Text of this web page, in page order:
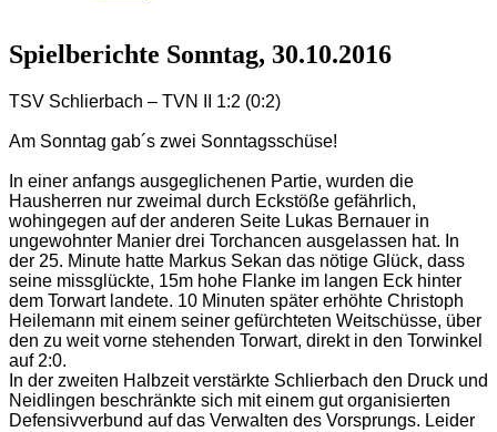
Spielberichte Sonntag, 30.10.2016
TSV Schlierbach – TVN II 1:2 (0:2)
Am Sonntag gab´s zwei Sonntagsschüse!
In einer anfangs ausgeglichenen Partie, wurden die
Hausherren nur zweimal durch Eckstöße gefährlich,
wohingegen auf der anderen Seite Lukas Bernauer in
ungewohnter Manier drei Torchancen ausgelassen hat. In
der 25. Minute hatte Markus Sekan das nötige Glück, dass
seine missglückte, 15m hohe Flanke im langen Eck hinter
dem Torwart landete. 10 Minuten später erhöhte Christoph
Heilemann mit einem seiner gefürchteten Weitschüsse, über
den zu weit vorne stehenden Torwart, direkt in den Torwinkel
auf 2:0.
In der zweiten Halbzeit verstärkte Schlierbach den Druck und
Neidlingen beschränkte sich mit einem gut organisierten
Defensivverbund auf das Verwalten des Vorsprungs. Leider